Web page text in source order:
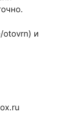
otovrn) и